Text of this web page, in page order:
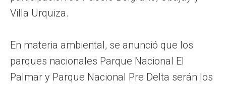
Villa Urquiza.
En materia ambiental, se anunció que los
parques nacionales Parque Nacional El
Palmar y Parque Nacional Pre Delta serán los